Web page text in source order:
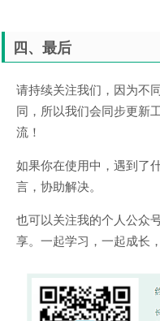
四、最后
请持续关注我们，因为不
同，所以我们会同步更新
流！
如果你在使用中，遇到了
言，协助解决。
也可以关注我的个人公众
享。一起学习，一起成长